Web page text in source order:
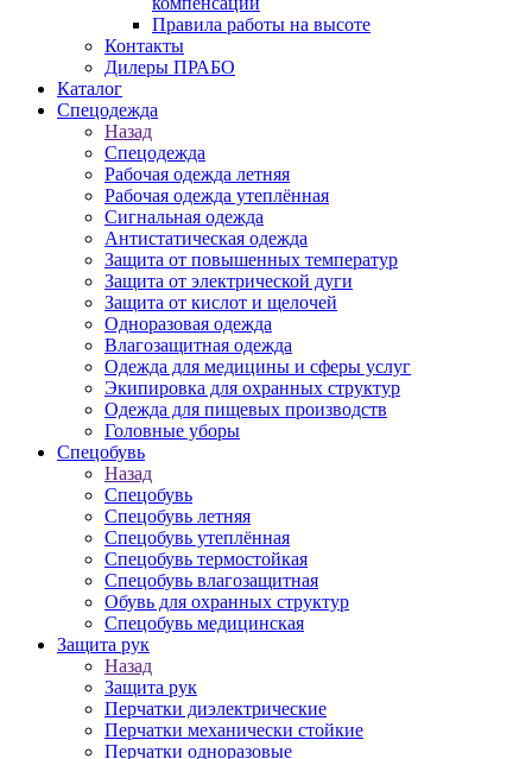
Правила работы на высоте
Контакты
Дилеры ПРАБО
Каталог
Спецодежда
Назад
Спецодежда
Рабочая одежда летняя
Рабочая одежда утеплённая
Сигнальная одежда
Антистатическая одежда
Защита от повышенных температур
Защита от электрической дуги
Защита от кислот и щелочей
Одноразовая одежда
Влагозащитная одежда
Одежда для медицины и сферы услуг
Экипировка для охранных структур
Одежда для пищевых производств
Головные уборы
Спецобувь
Назад
Спецобувь
Спецобувь летняя
Спецобувь утеплённая
Спецобувь термостойкая
Спецобувь влагозащитная
Обувь для охранных структур
Спецобувь медицинская
Защита рук
Назад
Защита рук
Перчатки диэлектрические
Перчатки механически стойкие
Перчатки одноразовые